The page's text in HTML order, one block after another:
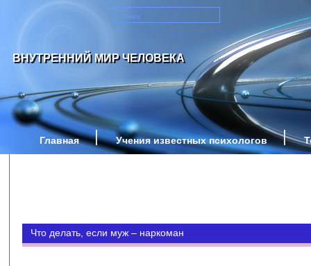
ВНУТРЕННИЙ МИР ЧЕЛОВЕКА
Главная Учения известных психологов
Что делать, если муж – наркоман